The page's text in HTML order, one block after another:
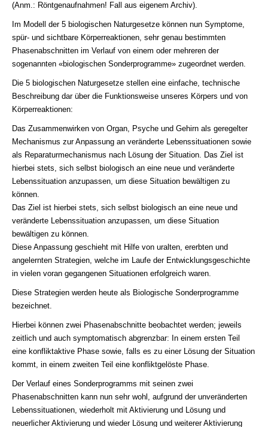
(Anm.: Röntgenaufnahmen! Fall aus eigenem Archiv).
Im Modell der 5 biologischen Naturgesetze können nun Symptome,
spür- und sichtbare Körperreaktionen, sehr genau bestimmten
Phasenabschnitten im Verlauf von einem oder mehreren der
sogenannten «biologischen Sonderprogramme» zugeordnet werden.
Die 5 biologischen Naturgesetze stellen eine einfache, technische
Beschreibung dar über die Funktionsweise unseres Körpers und von
Körperreaktionen:
Das Zusammenwirken von Organ, Psyche und Gehirn als geregelter
Mechanismus zur Anpassung an veränderte Lebenssituationen sowie
als Reparaturmechanismus nach Lösung der Situation. Das Ziel ist
hierbei stets, sich selbst biologisch an eine neue und veränderte
Lebenssituation anzupassen, um diese Situation bewältigen zu
können.
Das Ziel ist hierbei stets, sich selbst biologisch an eine neue und
veränderte Lebenssituation anzupassen, um diese Situation
bewältigen zu können.
Diese Anpassung geschieht mit Hilfe von uralten, ererbten und
angelernten Strategien, welche im Laufe der Entwicklungsgeschichte
in vielen voran gegangenen Situationen erfolgreich waren.
Diese Strategien werden heute als Biologische Sonderprogramme
bezeichnet.
Hierbei können zwei Phasenabschnitte beobachtet werden; jeweils
zeitlich und auch symptomatisch abgrenzbar: In einem ersten Teil
eine konfliktaktive Phase sowie, falls es zu einer Lösung der Situation
kommt, in einem zweiten Teil eine konfliktgelöste Phase.
Der Verlauf eines Sonderprogramms mit seinen zwei
Phasenabschnitten kann nun sehr wohl, aufgrund der unveränderten
Lebenssituationen, wiederholt mit Aktivierung und Lösung und
neuerlicher Aktivierung und wieder Lösung und weiterer Aktivierung